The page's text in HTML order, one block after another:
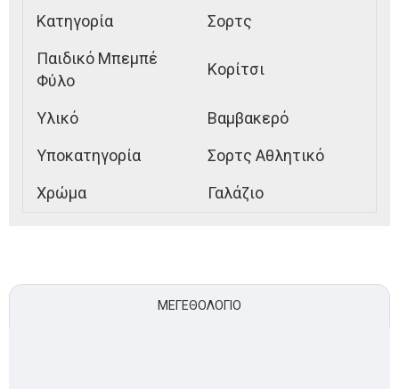
Κατηγορία
Σορτς
Παιδικό Μπεμπέ
Φύλο
Κορίτσι
Υλικό
Βαμβακερό
Υποκατηγορία
Σορτς Αθλητικό
Χρώμα
Γαλάζιο
ΜΕΓΕΘΟΛΌΓΙΟ